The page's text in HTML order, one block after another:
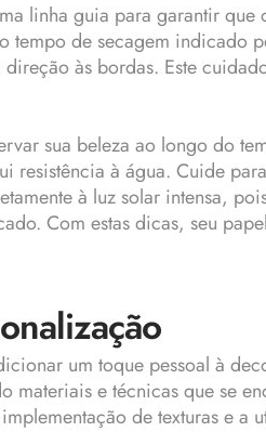
linha guia para garantir
tempo de secagem
às bordas. Este
sua beleza ao longo do
à água. Cuide
à luz solar intensa,
Com estas dicas, seu
um toque pessoal à
e técnicas que se
de texturas e a